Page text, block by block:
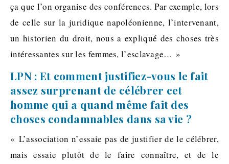
ça que l’on organise des conférences. Par exemple, lors
de celle sur la juridique napoléonienne, l’intervenant,
un historien du droit, nous a expliqué des choses très
intéressantes sur les femmes, l’esclavage… »
LPN : Et comment justifiez-vous le fait
assez surprenant de célébrer cet
homme qui a quand même fait des
choses condamnables dans sa vie ?
« L’association n’essaie pas de justifier de le célébrer,
mais essaie plutôt de le faire connaître, et de le